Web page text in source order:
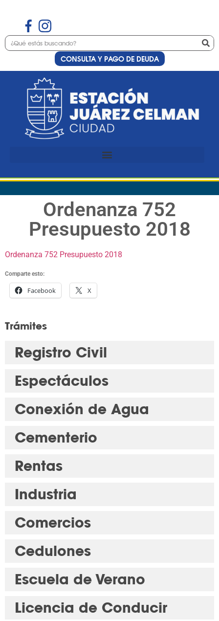
CONSULTA Y PAGO DE DEUDA
Ordenanza 752
Presupuesto 2018
Ordenanza 752 Presupuesto 2018
Comparte esto:
Facebook X
Trámites
Registro Civil
Espectáculos
Conexión de Agua
Cementerio
Rentas
Industria
Comercios
Cedulones
Escuela de Verano
Licencia de Conducir